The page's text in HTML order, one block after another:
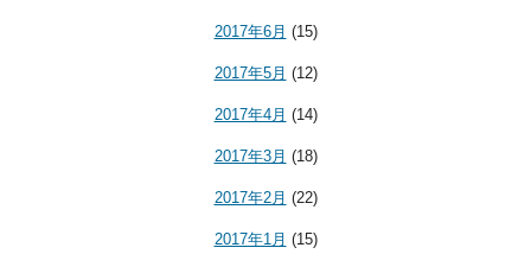
2017年6月 (15)
2017年5月 (12)
2017年4月 (14)
2017年3月 (18)
2017年2月 (22)
2017年1月 (15)